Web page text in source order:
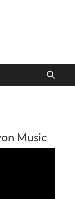
Music